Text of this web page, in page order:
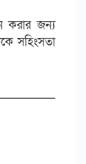
করার জন্য
সহিংসতা